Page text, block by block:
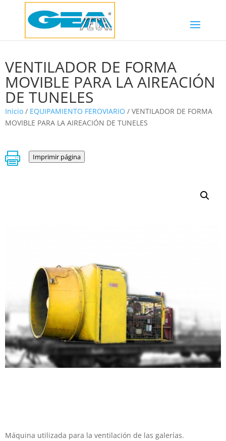
VENTILADOR DE FORMA
MOVIBLE PARA LA AIREACIÓN
DE TUNELES
Inicio / EQUIPAMIENTO FEROVIARIO / VENTILADOR DE FORMA
MOVIBLE PARA LA AIREACIÓN DE TUNELES
 Imprimir página
Máquina utilizada para la ventilación de las galerías.